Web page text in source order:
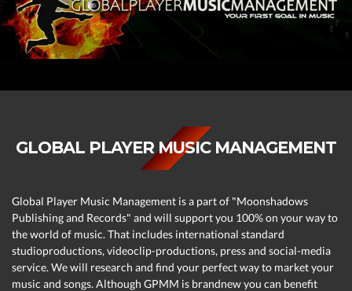
GLOBAL PLAYER MUSIC MANAGEMENT
Global Player Music Management is a part of "Moonshadows
Publishing and Records" and will support you 100% on your way to
the world of music. That includes international standard
studioproductions, videoclip-productions, press and social-media
service. We will research and find your perfect way to market your
music and songs. Although GPMM is brandnew you can benefit